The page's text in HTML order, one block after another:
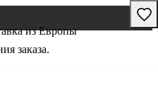
из Европы
заказа.